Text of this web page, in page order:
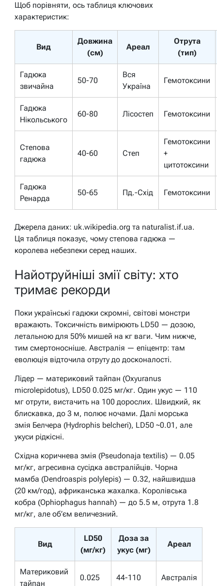
Щоб порівняти, ось таблиця ключових
характеристик:
Вид
Довжина
(см)
Ареал
Отрута
(тип)
Гадюка
звичайна
50-70
Вся
Україна
Гемотоксини
Гадюка
Нікольського
60-80 Лісостеп Гемотоксини
Степова
гадюка
40-60 Степ
Гемотоксини
+
цитотоксини
Гадюка
Ренарда
50-65 Пд.-Схід Гемотоксини
Джерела даних: uk.wikipedia.org та naturalist.if.ua.
Ця таблиця показує, чому степова гадюка —
королева небезпеки серед наших.
Найотруйніші змії світу: хто
тримає рекорди
Поки українські гадюки скромні, світові монстри
вражають. Токсичність вимірюють LD50 — дозою,
летальною для 50% мишей на кг ваги. Чим нижче,
тим смертоносніше. Австралія — епіцентр: там
еволюція відточила отруту до досконалості.
Лідер — материковий тайпан (Oxyuranus
microlepidotus), LD50 0.025 мг/кг. Один укус — 110
мг отрути, вистачить на 100 дорослих. Швидкий, як
блискавка, до 3 м, полює ночами. Далі морська
змія Белчера (Hydrophis belcheri), LD50 ~0.01, але
укуси рідкісні.
Східна коричнева змія (Pseudonaja textilis) — 0.05
мг/кг, агресивна сусідка австралійців. Чорна
мамба (Dendroaspis polylepis) — 0.32, найшвидша
(20 км/год), африканська жахалка. Королівська
кобра (Ophiophagus hannah) — до 5.5 м, отрута 1.8
мг/кг, але об’єм величезний.
Вид
LD50
(мг/кг)
Доза за
укус (мг)
Ареал
Материковий
тайпан
0.025 44-110 Австралія